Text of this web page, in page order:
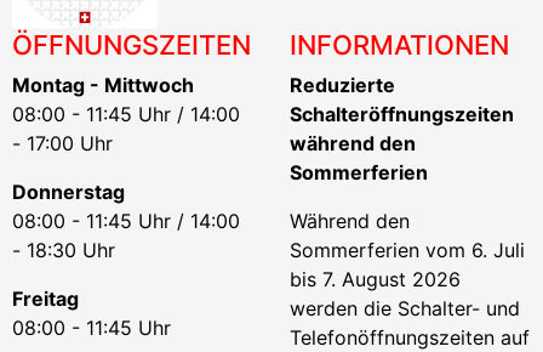
ÖFFNUNGSZEITEN
Montag - Mittwoch
08:00 - 11:45 Uhr / 14:00
- 17:00 Uhr
Donnerstag
08:00 - 11:45 Uhr / 14:00
- 18:30 Uhr
Freitag
08:00 - 11:45 Uhr
INFORMATIONEN
Reduzierte
Schalteröffnungszeiten
während den
Sommerferien
Während den
Sommerferien vom 6. Juli
bis 7. August 2026
werden die Schalter- und
Telefonöffnungszeiten auf